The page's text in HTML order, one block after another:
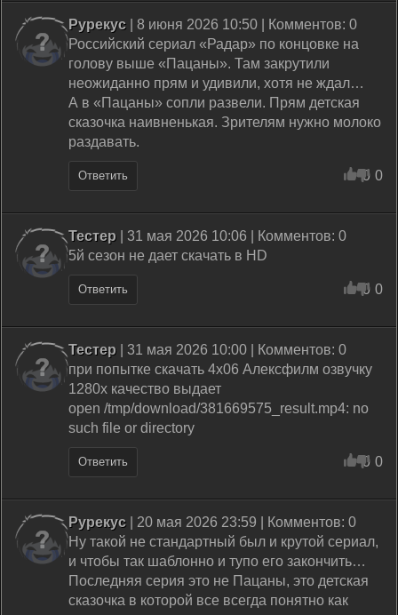
Рурекус | 8 июня 2026 10:50 | Комментов: 0
Российский сериал «Радар» по концовке на
голову выше «Пацаны». Там закрутили
неожиданно прям и удивили, хотя не ждал…
А в «Пацаны» сопли развели. Прям детская
сказочка наивненькая. Зрителям нужно молоко
раздавать.
Ответить 0 0
Тестер | 31 мая 2026 10:06 | Комментов: 0
5й сезон не дает скачать в HD
Ответить 0 0
Тестер | 31 мая 2026 10:00 | Комментов: 0
при попытке скачать 4х06 Алексфилм озвучку
1280х качество выдает
open /tmp/download/381669575_result.mp4: no
such file or directory
Ответить 0 0
Рурекус | 20 мая 2026 23:59 | Комментов: 0
Ну такой не стандартный был и крутой сериал,
и чтобы так шаблонно и тупо его закончить…
Последняя серия это не Пацаны, это детская
сказочка в которой все всегда понятно как